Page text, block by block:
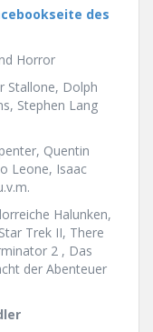
des
Horror
Stallone, Dolph
Stephen Lang
Quentin
Leone, Isaac
Halunken,
Trek II, There
2 , Das
der Abenteuer